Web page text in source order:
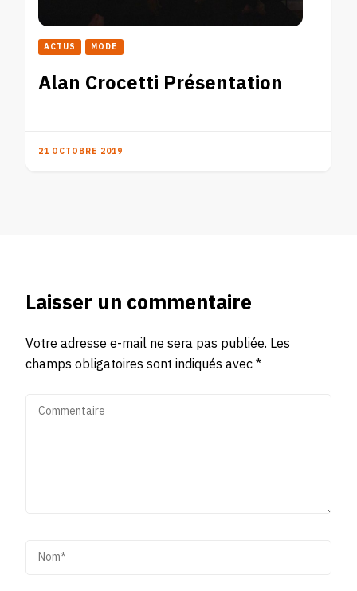
ACTUS MODE
Alan Crocetti Présentation
21 OCTOBRE 2019
Laisser un commentaire
Votre adresse e-mail ne sera pas publiée. Les
champs obligatoires sont indiqués avec*